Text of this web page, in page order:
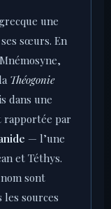
une
sœurs. En
Théogonie
dans une
rapportée par
— l’une
et Téthys.
sont
les sources